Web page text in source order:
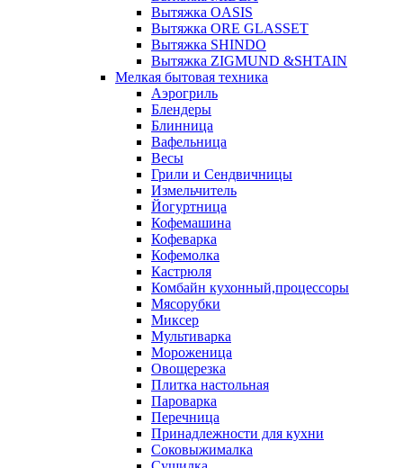
Вытяжка OASIS
Вытяжка ORE GLASSET
Вытяжка SHINDO
Вытяжка ZIGMUND &SHTAIN
Мелкая бытовая техника
Аэрогриль
Блендеры
Блинница
Вафельница
Весы
Грили и Сендвичницы
Измельчитель
Йогуртница
Кофемашина
Кофеварка
Кофемолка
Кастрюля
Комбайн кухонный,процессоры
Мясорубки
Миксер
Мультиварка
Мороженица
Овощерезка
Плитка настольная
Пароварка
Перечница
Принадлежности для кухни
Соковыжималка